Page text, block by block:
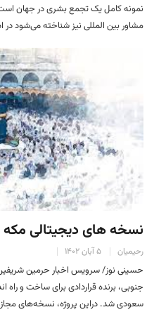
نمونه کامل یک تجمع بشری در جهان
مشاور بین المللی نیز شناخته می‌شود
نسخه های دیجیتالی
رحیمیان ۵ آبان ۱۴۰۲
جنوبی، برنده قراردادی برای ساخت و راه
سعودی شد. دراین پروژه، نسخه‌های